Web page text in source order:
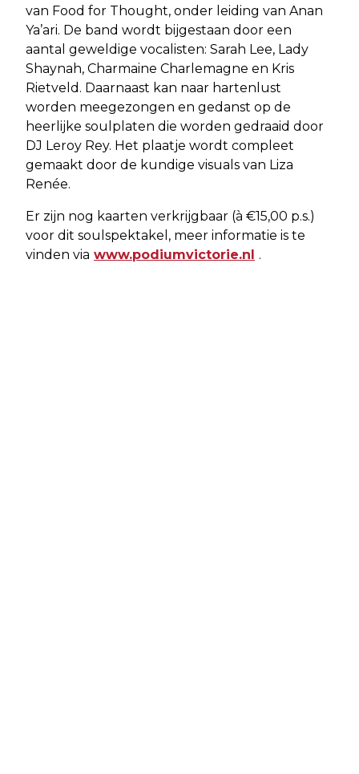
van Food for Thought, onder leiding van Anan
Ya’ari. De band wordt bijgestaan door een
aantal geweldige vocalisten: Sarah Lee, Lady
Shaynah, Charmaine Charlemagne en Kris
Rietveld. Daarnaast kan naar hartenlust
worden meegezongen en gedanst op de
heerlijke soulplaten die worden gedraaid door
DJ Leroy Rey. Het plaatje wordt compleet
gemaakt door de kundige visuals van Liza
Renée.
Er zijn nog kaarten verkrijgbaar (à €15,00 p.s.)
voor dit soulspektakel, meer informatie is te
vinden via www.podiumvictorie.nl .